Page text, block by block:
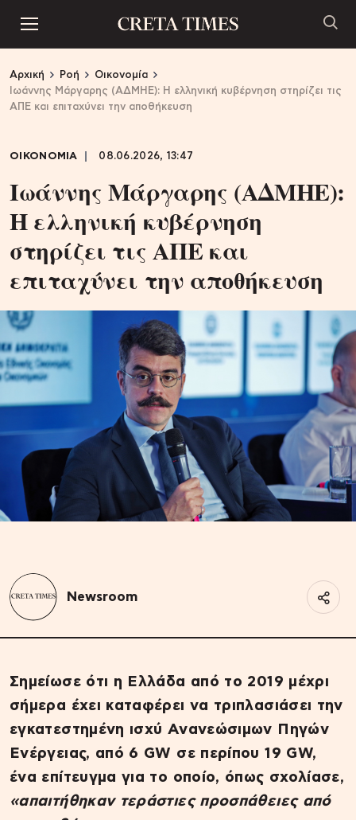
Αρχική Ροή
Οικονομία
Ιωάννης Μάργαρης (ΑΔΜΗΕ): Η ελληνική κυβέρνηση στηρίζει τις
ΑΠΕ και επιταχύνει την αποθήκευση
ΟΙΚΟΝΟΜΙΑ 08.06.2026, 13:47
Ιωάννης Μάργαρης (ΑΔΜΗΕ):
Η ελληνική κυβέρνηση
στηρίζει τις ΑΠΕ και
επιταχύνει την αποθήκευση
Newsroom
Σημείωσε ότι η Ελλάδα από το 2019 μέχρι
σήμερα έχει καταφέρει να τριπλασιάσει την
εγκατεστημένη ισχύ Ανανεώσιμων Πηγών
Ενέργειας, από 6 GW σε περίπου 19 GW,
ένα επίτευγμα για το οποίο, όπως σχολίασε,
«απαιτήθηκαν τεράστιες προσπάθειες από